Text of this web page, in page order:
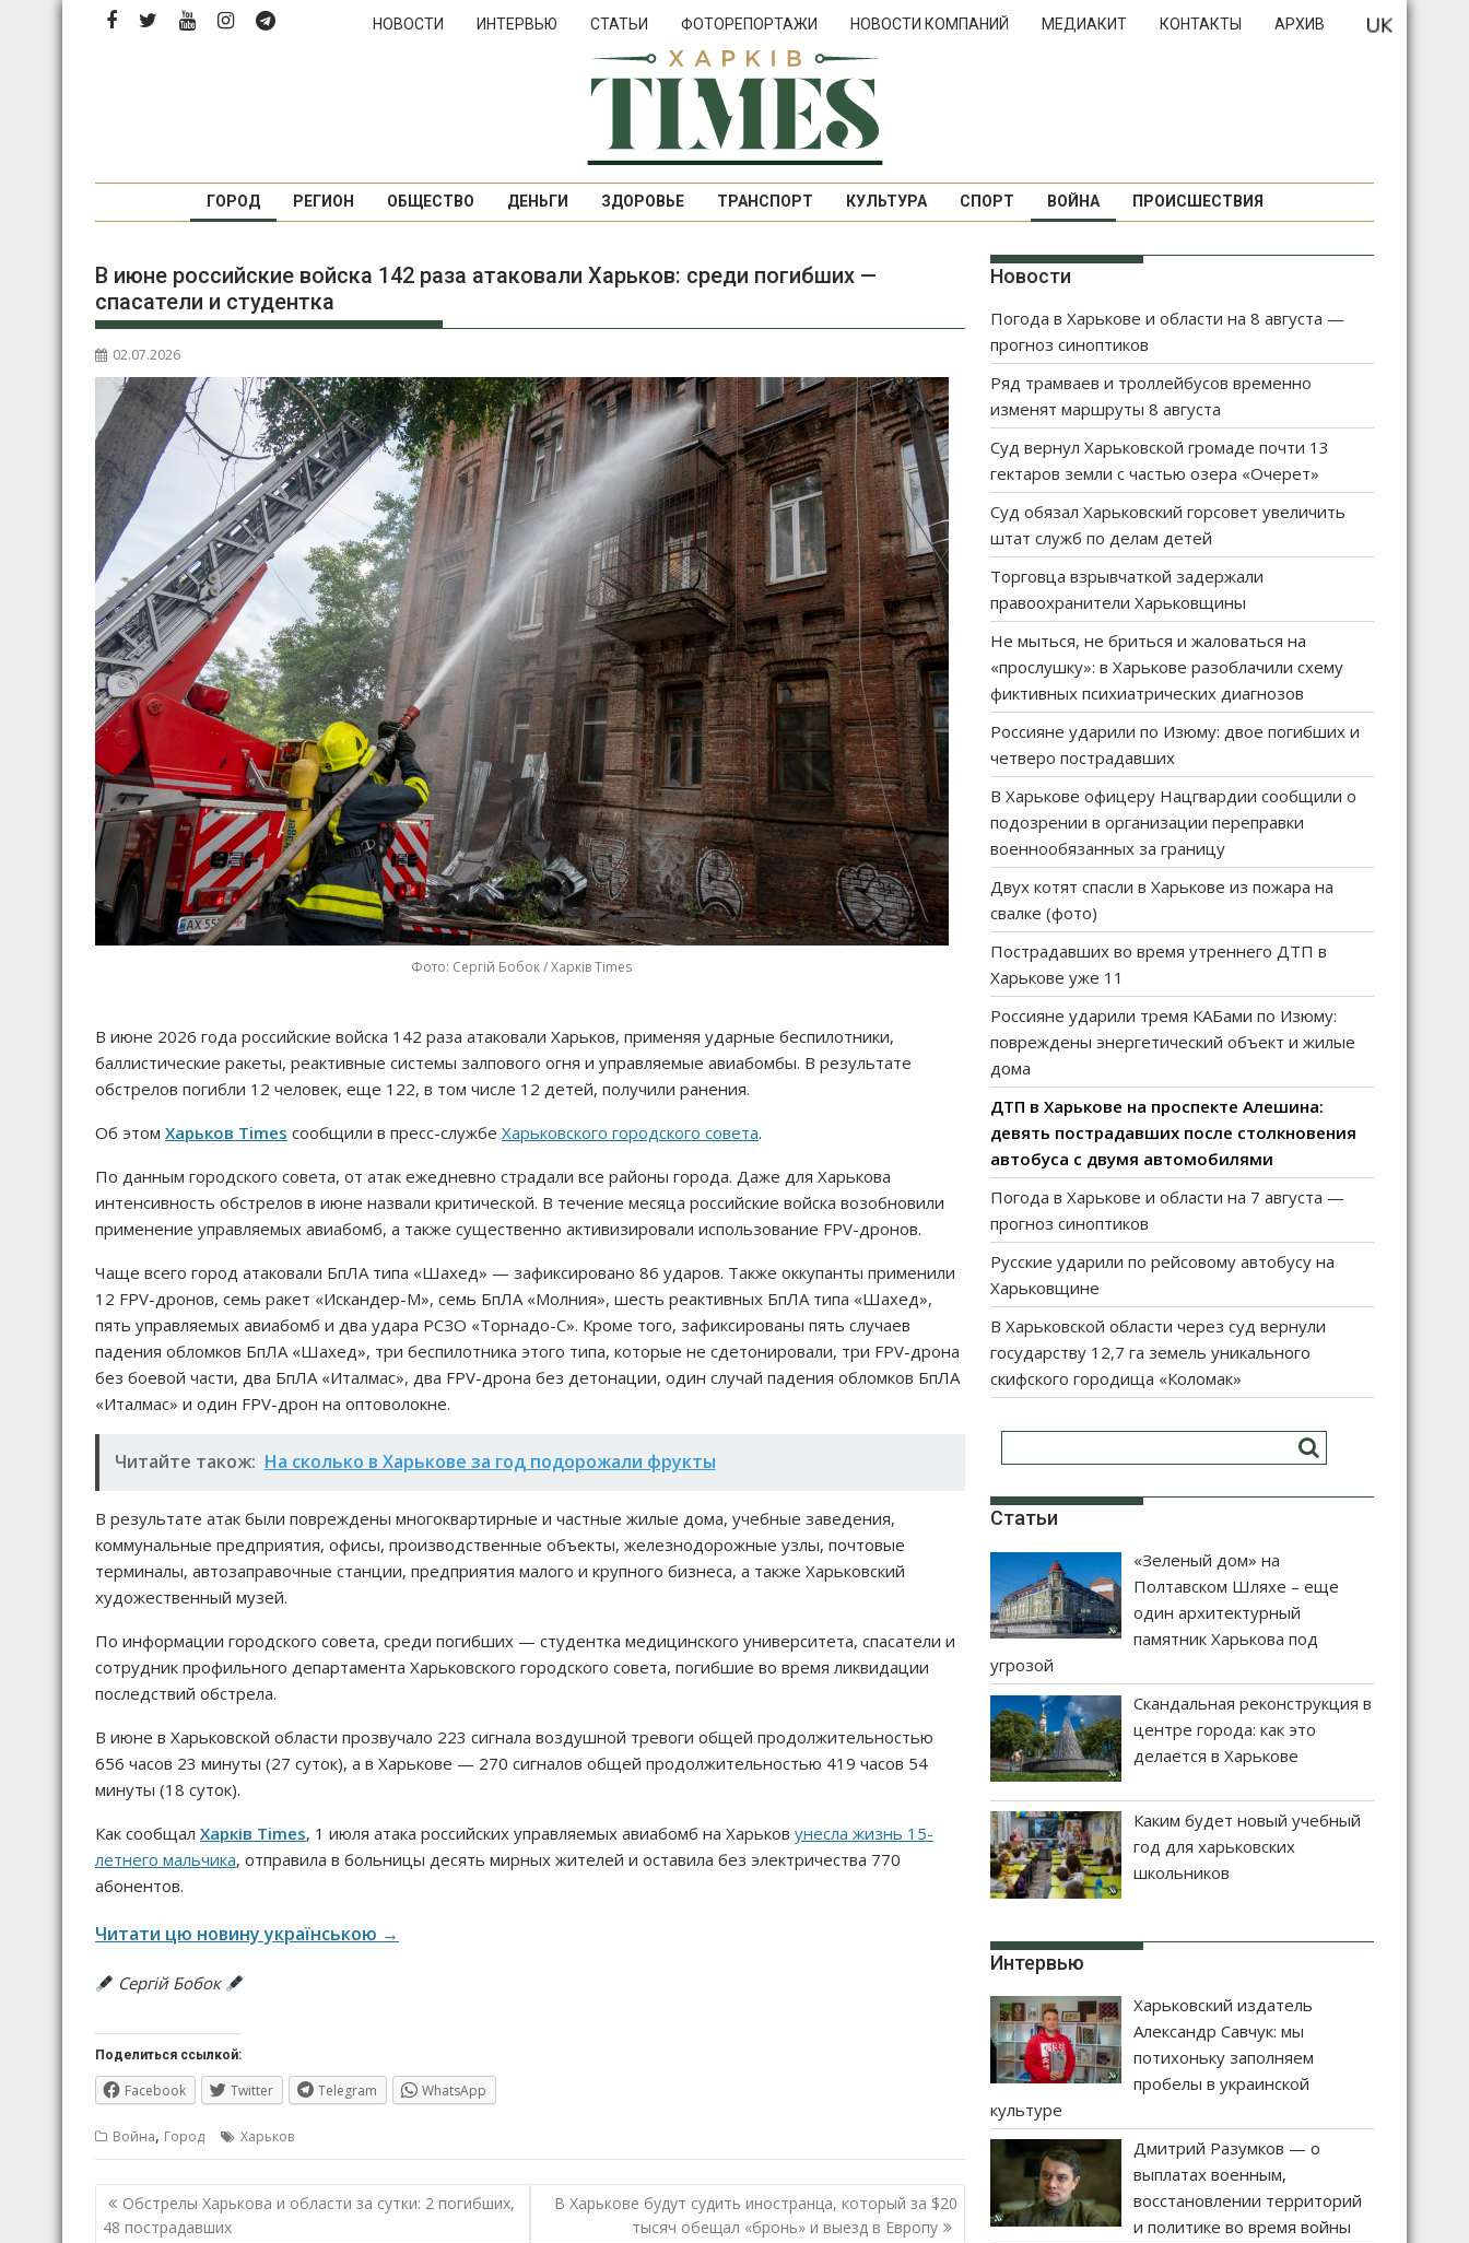
Перейти
НОВОСТИ ИНТЕРВЬЮ СТАТЬИ ФОТОРЕПОРТАЖИ НОВОСТИ КОМПАНИЙ МЕДИАКИТ КОНТАКТЫ АРХИВ
ГОРОД РЕГИОН ОБЩЕСТВО ДЕНЬГИ ЗДОРОВЬЕ ТРАНСПОРТ КУЛЬТУРА СПОРТ ВОЙНА ПРОИСШЕСТВИЯ
В июне российские войска 142 раза атаковали Харьков: среди погибших —
спасатели и студентка
02.07.2026
Фото: Сергій Бобок / Харків Times
В июне 2026 года российские войска 142 раза атаковали Харьков, применяя ударные беспилотники,
баллистические ракеты, реактивные системы залпового огня и управляемые авиабомбы. В результате
обстрелов погибли 12 человек, еще 122, в том числе 12 детей, получили ранения.
Об этом Харьков Times сообщили в пресс-службе Харьковского городского совета.
По данным городского совета, от атак ежедневно страдали все районы города. Даже для Харькова
интенсивность обстрелов в июне назвали критической. В течение месяца российские войска возобновили
применение управляемых авиабомб, а также существенно активизировали использование FPV-дронов.
Чаще всего город атаковали БпЛА типа «Шахед» — зафиксировано 86 ударов. Также оккупанты применили
12 FPV-дронов, семь ракет «Искандер-М», семь БпЛА «Молния», шесть реактивных БпЛА типа «Шахед»,
пять управляемых авиабомб и два удара РСЗО «Торнадо-С». Кроме того, зафиксированы пять случаев
падения обломков БпЛА «Шахед», три беспилотника этого типа, которые не сдетонировали, три FPV-дрона
без боевой части, два БпЛА «Италмас», два FPV-дрона без детонации, один случай падения обломков БпЛА
«Италмас» и один FPV-дрон на оптоволокне.
Читайте також: На сколько в Харькове за год подорожали фрукты
В результате атак были повреждены многоквартирные и частные жилые дома, учебные заведения,
коммунальные предприятия, офисы, производственные объекты, железнодорожные узлы, почтовые
терминалы, автозаправочные станции, предприятия малого и крупного бизнеса, а также Харьковский
художественный музей.
По информации городского совета, среди погибших — студентка медицинского университета, спасатели и
сотрудник профильного департамента Харьковского городского совета, погибшие во время ликвидации
последствий обстрела.
В июне в Харьковской области прозвучало 223 сигнала воздушной тревоги общей продолжительностью
656 часов 23 минуты (27 суток), а в Харькове — 270 сигналов общей продолжительностью 419 часов 54
минуты (18 суток).
Как сообщал Харків Times, 1 июля атака российских управляемых авиабомб на Харьков унесла жизнь 15-
летнего мальчика, отправила в больницы десять мирных жителей и оставила без электричества 770
абонентов.
Читати цю новину українською →
Сергій Бобок
Поделиться ссылкой:
Facebook Twitter Telegram WhatsApp
Война, Город Харьков
Навигация
по
Обстрелы Харькова и области за сутки: 2 погибших,
48 пострадавших
В Харькове будут судить иностранца, который за $20
тысяч обещал «бронь» и выезд в Европу
Новости
Погода в Харькове и области на 8 августа —
прогноз синоптиков
Ряд трамваев и троллейбусов временно
изменят маршруты 8 августа
Суд вернул Харьковской громаде почти 13
гектаров земли с частью озера «Очерет»
Суд обязал Харьковский горсовет увеличить
штат служб по делам детей
Торговца взрывчаткой задержали
правоохранители Харьковщины
Не мыться, не бриться и жаловаться на
«прослушку»: в Харькове разоблачили схему
фиктивных психиатрических диагнозов
Россияне ударили по Изюму: двое погибших и
четверо пострадавших
В Харькове офицеру Нацгвардии сообщили о
подозрении в организации переправки
военнообязанных за границу
Двух котят спасли в Харькове из пожара на
свалке (фото)
Пострадавших во время утреннего ДТП в
Харькове уже 11
Россияне ударили тремя КАБами по Изюму:
повреждены энергетический объект и жилые
дома
ДТП в Харькове на проспекте Алешина:
девять пострадавших после столкновения
автобуса с двумя автомобилями
Погода в Харькове и области на 7 августа —
прогноз синоптиков
Русские ударили по рейсовому автобусу на
Харьковщине
В Харьковской области через суд вернули
государству 12,7 га земель уникального
скифского городища «Коломак»
Статьи
«Зеленый дом» на
Полтавском Шляхе – еще
один архитектурный
памятник Харькова под
угрозой
Скандальная реконструкция в
центре города: как это
делается в Харькове
Каким будет новый учебный
год для харьковских
школьников
Интервью
Харьковский издатель
Александр Савчук: мы
потихоньку заполняем
пробелы в украинской
культуре
Дмитрий Разумков — о
выплатах военным,
восстановлении территорий
и политике во время войны